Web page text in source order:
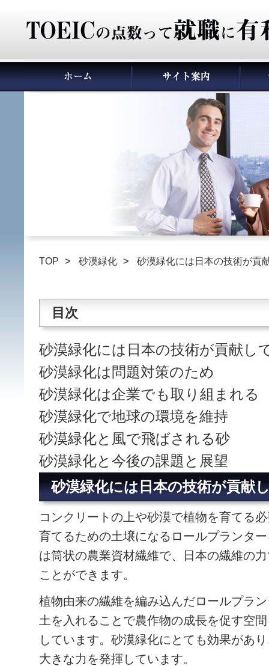
TOP 砂漠緑化 砂漠緑化には日本の技術が貢
目次
砂漠緑化には日本の技術が貢献し
砂漠緑化は問題対策のため
砂漠緑化は企業でも取り組まれる
砂漠緑化で地球の環境を維持
砂漠緑化と風で飛ばされる砂
砂漠緑化と今後の課題と展望
砂漠緑化には日本の技術が貢献
コンクリートの上や砂漠で植物を育てる
育てるための土壌になるロールプランタ
は筒状の農業資材繊維で、日本の繊維の
ことができます。
植物由来の繊維を編み込んだロールプラ
土を入れることで農作物の成長を促す空
しています。 砂漠緑化にとても効果があ
大きな力を発揮しています。